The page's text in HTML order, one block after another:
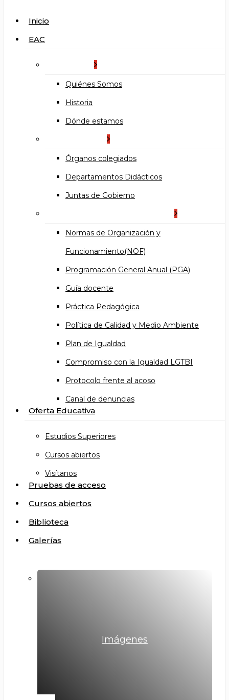
search
Menu
Inicio
EAC
Quiénes Somos
Historia
Dónde estamos
Órganos colegiados
Departamentos Didácticos
Juntas de Gobierno
Normas de Organización y
Funcionamiento(NOF)
Programación General Anual (PGA)
Guía docente
Práctica Pedagógica
Política de Calidad y Medio Ambiente
Plan de Igualdad
Compromiso con la Igualdad LGTBI
Protocolo frente al acoso
Canal de denuncias
Oferta Educativa
Estudios Superiores
Cursos abiertos
Visítanos
Pruebas de acceso
Cursos abiertos
Biblioteca
Galerías
Imágenes